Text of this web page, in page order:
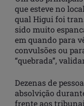
que esteve no
qual Higui foi
sido muito
em quando para
convulsões ou
“quebrada”,
Dezenas de
absolvição
frente aos